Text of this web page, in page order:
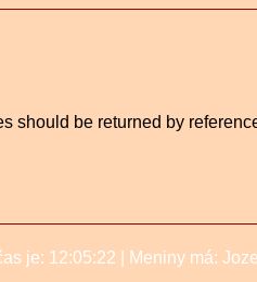
should be returned by
je: 12:05:22 | Meniny má: